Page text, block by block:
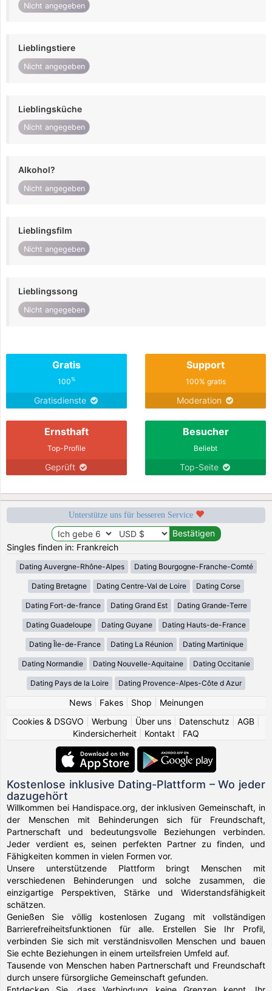
Nicht angegeben
Lieblingstiere
Nicht angegeben
Lieblingsküche
Nicht angegeben
Alkohol?
Nicht angegeben
Lieblingsfilm
Nicht angegeben
Lieblingssong
Nicht angegeben
Gratis
100%
Gratisdienste
Support
100% gratis
Moderation
Ernsthaft
Top-Profile
Geprüft
Besucher
Beliebt
Top-Seite
Unterstütze uns für besseren Service
Singles finden in: Frankreich
Dating Auvergne-Rhône-Alpes Dating Bourgogne-Franche-Comté
Dating Bretagne Dating Centre-Val de Loire Dating Corse
Dating Fort-de-france Dating Grand Est Dating Grande-Terre
Dating Guadeloupe Dating Guyane Dating Hauts-de-France
Dating Île-de-France Dating La Réunion Dating Martinique
Dating Normandie Dating Nouvelle-Aquitaine Dating Occitanie
Dating Pays de la Loire Dating Provence-Alpes-Côte d Azur
News| Fakes| Shop
Meinungen
Cookies & DSGVO
Werbung Über uns Datenschutz AGB
Kindersicherheit
Kontakt FAQ
Kostenlose inklusive Dating-Plattform – Wo jeder
dazugehört
Willkommen bei Handispace.org, der inklusiven Gemeinschaft, in
der Menschen mit Behinderungen sich für Freundschaft,
Partnerschaft und bedeutungsvolle Beziehungen verbinden.
Jeder verdient es, seinen perfekten Partner zu finden, und
Fähigkeiten kommen in vielen Formen vor.
Unsere unterstützende Plattform bringt Menschen mit
verschiedenen Behinderungen und solche zusammen, die
einzigartige Perspektiven, Stärke und Widerstandsfähigkeit
schätzen.
Genießen Sie völlig kostenlosen Zugang mit vollständigen
Barrierefreiheitsfunktionen für alle. Erstellen Sie Ihr Profil,
verbinden Sie sich mit verständnisvollen Menschen und bauen
Sie echte Beziehungen in einem urteilsfreien Umfeld auf.
Tausende von Menschen haben Partnerschaft und Freundschaft
durch unsere fürsorgliche Gemeinschaft gefunden.